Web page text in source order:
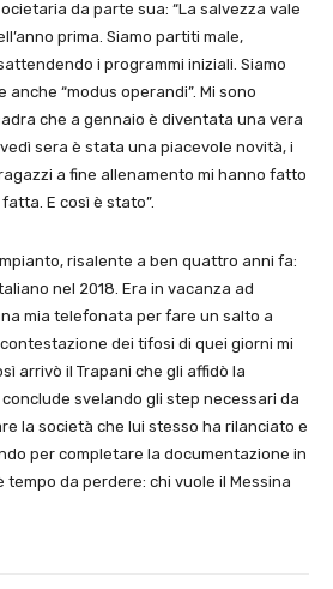
da parte sua: “La salvezza vale
prima. Siamo partiti male,
i programmi iniziali. Siamo
“modus operandi”. Mi sono
che a gennaio è diventata una vera
sera è stata una piacevole novità, i
a fine allenamento mi hanno fatto
E così è stato”.
risalente a ben quattro anni fa:
nel 2018. Era in vacanza ad
mia telefonata per fare un salto a
dei tifosi di quei giorni mi
arrivò il Trapani che gli affidò la
conclude svelando gli step necessari da
la società che lui stesso ha rilanciato e
per completare la documentazione in
tempo da perdere: chi vuole il Messina